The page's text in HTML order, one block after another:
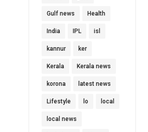
Gulf news Health
India IPL isl
kannur ker
Kerala Kerala news
korona latest news
Lifestyle lo local
local news